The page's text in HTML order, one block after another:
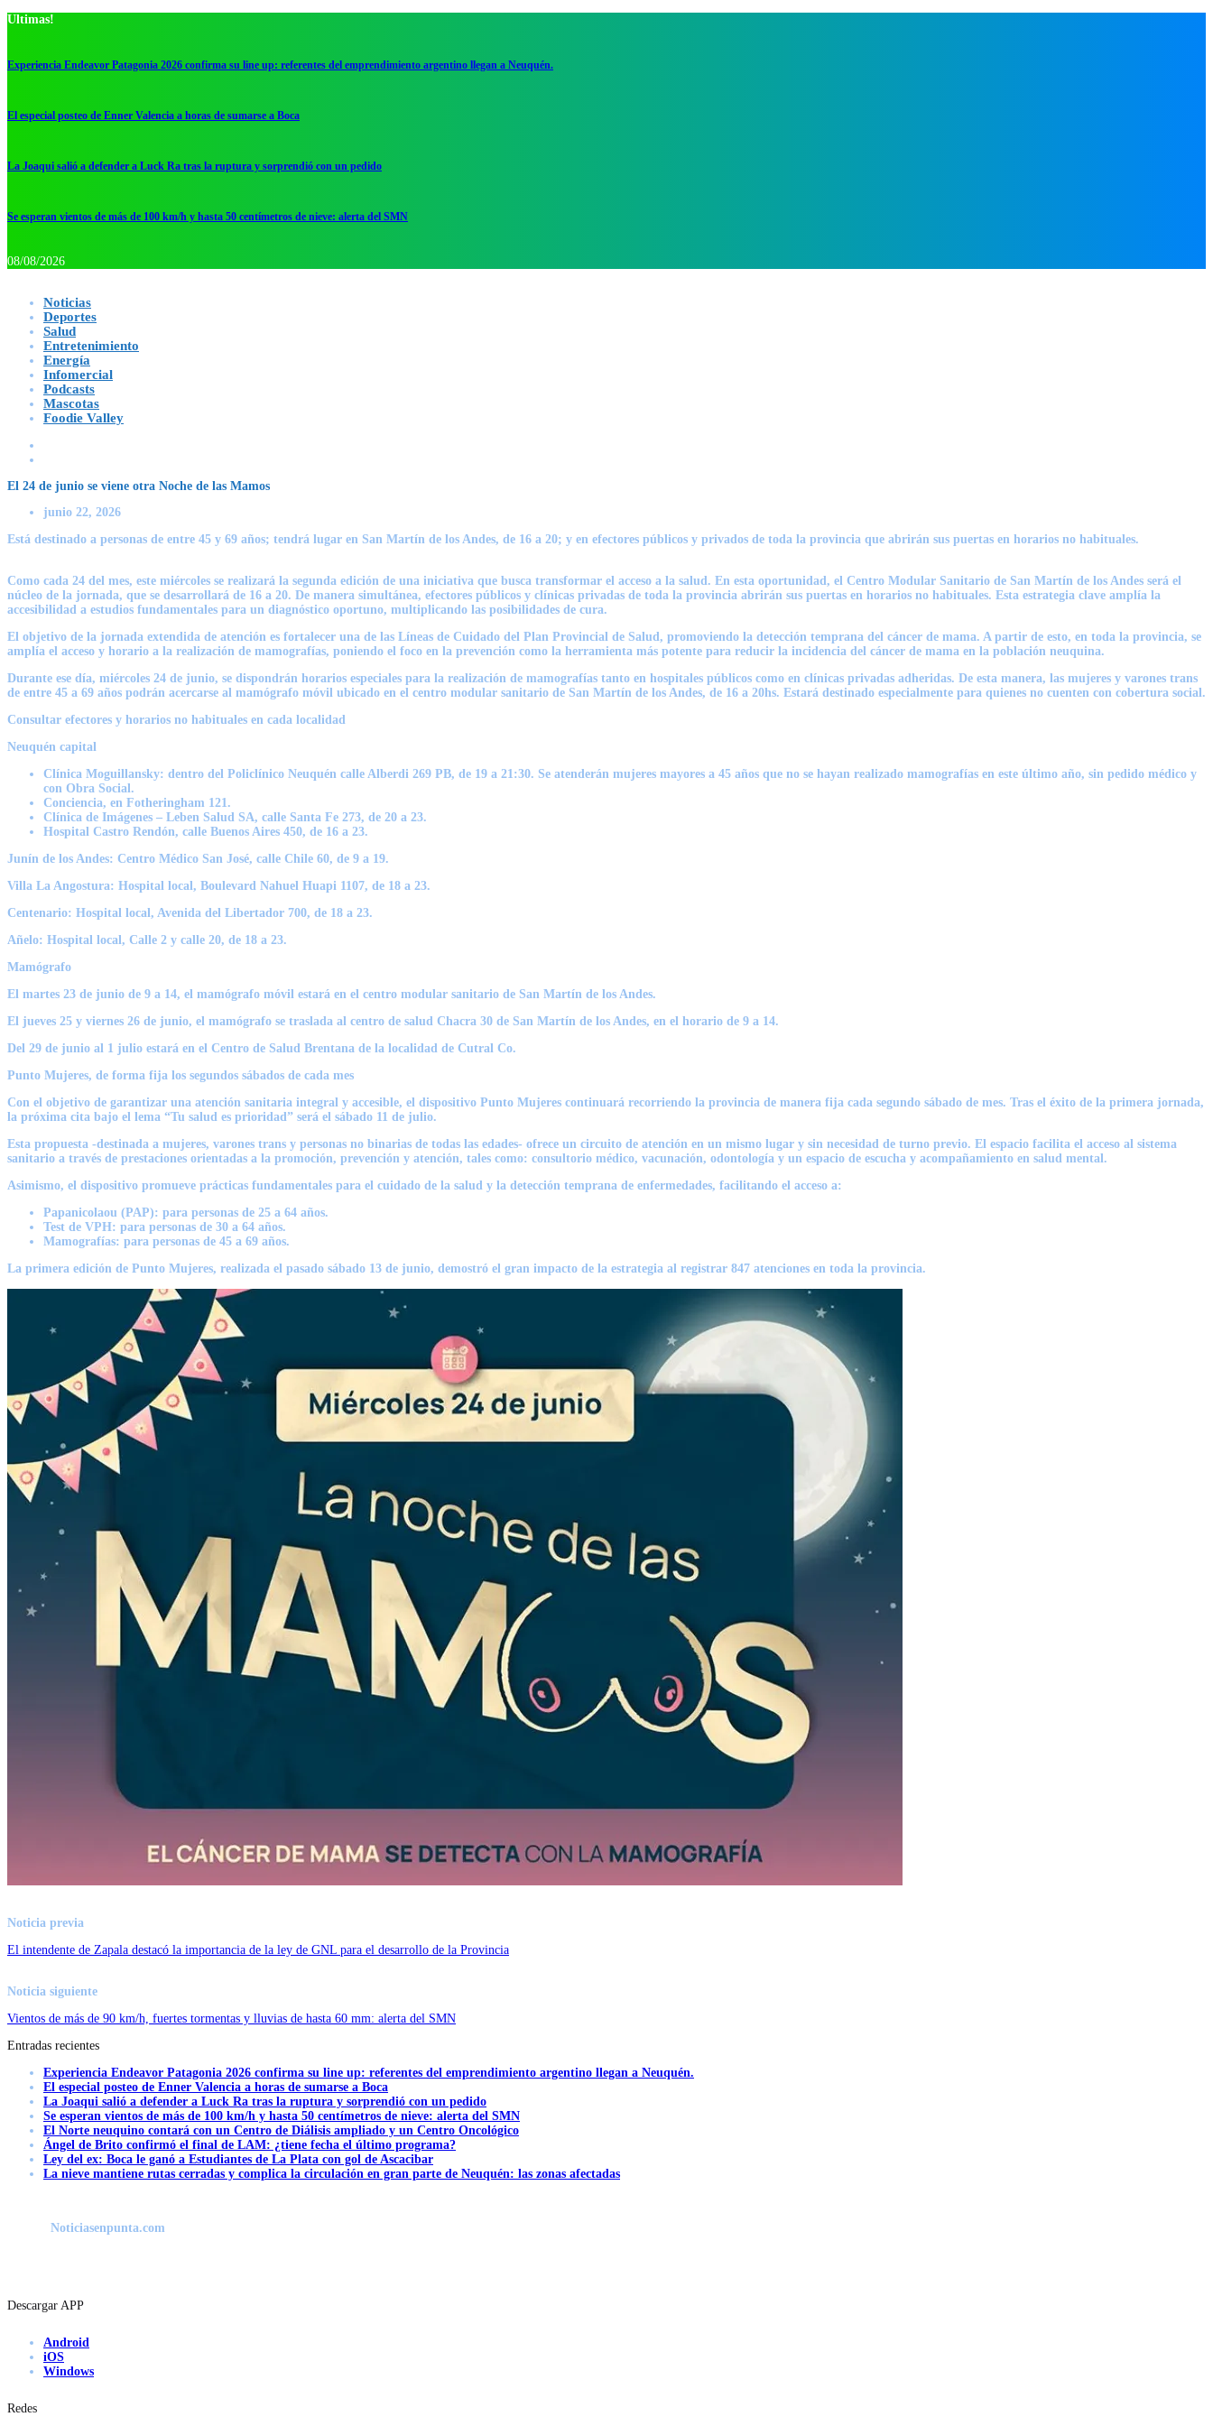
Ultimas!
Experiencia Endeavor Patagonia 2026 confirma su line up: referentes del emprendimiento argentino llegan a Neuquén.
El especial posteo de Enner Valencia a horas de sumarse a Boca
La Joaqui salió a defender a Luck Ra tras la ruptura y sorprendió con un pedido
Se esperan vientos de más de 100 km/h y hasta 50 centímetros de nieve: alerta del SMN
08/08/2026
Noticias
Deportes
Salud
Entretenimiento
Energía
Infomercial
Podcasts
Mascotas
Foodie Valley
El 24 de junio se viene otra Noche de las Mamos
junio 22, 2026
Está destinado a personas de entre 45 y 69 años; tendrá lugar en San Martín de los Andes, de 16 a 20; y en efectores públicos y privados de toda la provincia que abrirán sus puertas en horarios no habituales.
Como cada 24 del mes, este miércoles se realizará la segunda edición de una iniciativa que busca transformar el acceso a la salud. En esta oportunidad, el Centro Modular Sanitario de San Martín de los Andes será el
núcleo de la jornada, que se desarrollará de 16 a 20. De manera simultánea, efectores públicos y clínicas privadas de toda la provincia abrirán sus puertas en horarios no habituales. Esta estrategia clave amplía la
accesibilidad a estudios fundamentales para un diagnóstico oportuno, multiplicando las posibilidades de cura.
El objetivo de la jornada extendida de atención es fortalecer una de las Líneas de Cuidado del Plan Provincial de Salud, promoviendo la detección temprana del cáncer de mama. A partir de esto, en toda la provincia, se
amplía el acceso y horario a la realización de mamografías, poniendo el foco en la prevención como la herramienta más potente para reducir la incidencia del cáncer de mama en la población neuquina.
Durante ese día, miércoles 24 de junio, se dispondrán horarios especiales para la realización de mamografías tanto en hospitales públicos como en clínicas privadas adheridas. De esta manera, las mujeres y varones trans
de entre 45 a 69 años podrán acercarse al mamógrafo móvil ubicado en el centro modular sanitario de San Martín de los Andes, de 16 a 20hs. Estará destinado especialmente para quienes no cuenten con cobertura social.
Consultar efectores y horarios no habituales en cada localidad
Neuquén capital
Clínica Moguillansky: dentro del Policlínico Neuquén calle Alberdi 269 PB, de 19 a 21:30. Se atenderán mujeres mayores a 45 años que no se hayan realizado mamografías en este último año, sin pedido médico y
con Obra Social.
Conciencia, en Fotheringham 121.
Clínica de Imágenes – Leben Salud SA, calle Santa Fe 273, de 20 a 23.
Hospital Castro Rendón, calle Buenos Aires 450, de 16 a 23.
Junín de los Andes: Centro Médico San José, calle Chile 60, de 9 a 19.
Villa La Angostura: Hospital local, Boulevard Nahuel Huapi 1107, de 18 a 23.
Centenario: Hospital local, Avenida del Libertador 700, de 18 a 23.
Añelo: Hospital local, Calle 2 y calle 20, de 18 a 23.
Mamógrafo
El martes 23 de junio de 9 a 14, el mamógrafo móvil estará en el centro modular sanitario de San Martín de los Andes.
El jueves 25 y viernes 26 de junio, el mamógrafo se traslada al centro de salud Chacra 30 de San Martín de los Andes, en el horario de 9 a 14.
Del 29 de junio al 1 julio estará en el Centro de Salud Brentana de la localidad de Cutral Co.
Punto Mujeres, de forma fija los segundos sábados de cada mes
Con el objetivo de garantizar una atención sanitaria integral y accesible, el dispositivo Punto Mujeres continuará recorriendo la provincia de manera fija cada segundo sábado de mes. Tras el éxito de la primera jornada,
la próxima cita bajo el lema “Tu salud es prioridad” será el sábado 11 de julio.
Esta propuesta -destinada a mujeres, varones trans y personas no binarias de todas las edades- ofrece un circuito de atención en un mismo lugar y sin necesidad de turno previo. El espacio facilita el acceso al sistema
sanitario a través de prestaciones orientadas a la promoción, prevención y atención, tales como: consultorio médico, vacunación, odontología y un espacio de escucha y acompañamiento en salud mental.
Asimismo, el dispositivo promueve prácticas fundamentales para el cuidado de la salud y la detección temprana de enfermedades, facilitando el acceso a:
Papanicolaou (PAP): para personas de 25 a 64 años.
Test de VPH: para personas de 30 a 64 años.
Mamografías: para personas de 45 a 69 años.
La primera edición de Punto Mujeres, realizada el pasado sábado 13 de junio, demostró el gran impacto de la estrategia al registrar 847 atenciones en toda la provincia.
Noticia previa
El intendente de Zapala destacó la importancia de la ley de GNL para el desarrollo de la Provincia
Noticia siguiente
Vientos de más de 90 km/h, fuertes tormentas y lluvias de hasta 60 mm: alerta del SMN
Entradas recientes
Experiencia Endeavor Patagonia 2026 confirma su line up: referentes del emprendimiento argentino llegan a Neuquén.
El especial posteo de Enner Valencia a horas de sumarse a Boca
La Joaqui salió a defender a Luck Ra tras la ruptura y sorprendió con un pedido
Se esperan vientos de más de 100 km/h y hasta 50 centímetros de nieve: alerta del SMN
El Norte neuquino contará con un Centro de Diálisis ampliado y un Centro Oncológico
Ángel de Brito confirmó el final de LAM: ¿tiene fecha el último programa?
Ley del ex: Boca le ganó a Estudiantes de La Plata con gol de Ascacibar
La nieve mantiene rutas cerradas y complica la circulación en gran parte de Neuquén: las zonas afectadas
Noticiasenpunta.com
Descargar APP
Android
iOS
Windows
Redes